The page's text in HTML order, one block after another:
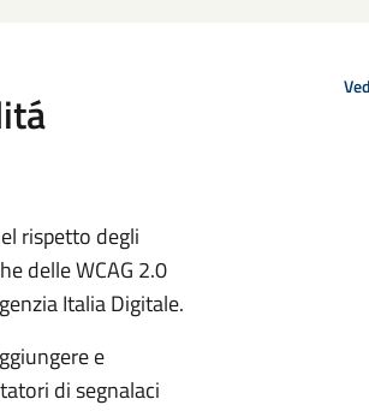
rispetto degli
delle WCAG 2.0
Italia Digitale.
e
di segnalaci